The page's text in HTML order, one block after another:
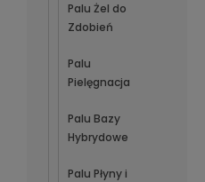
Palu Żel do
Zdobień
Palu
Pielęgnacja
Palu Bazy
Hybrydowe
Palu Płyny i